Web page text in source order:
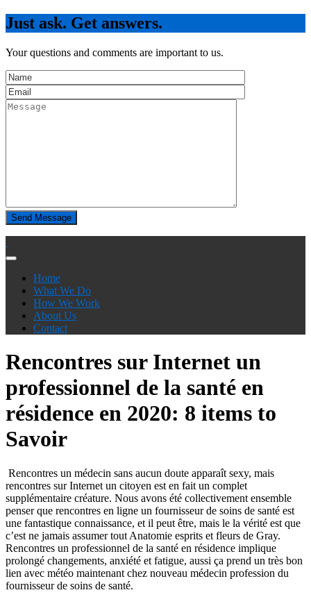
Just ask. Get answers.
Your questions and comments are important to us.
Home
What We Do
How We Work
About Us
Contact
Rencontres sur Internet un
professionnel de la santé en
résidence en 2020: 8 items to
Savoir
Rencontres un médecin sans aucun doute apparaît sexy, mais
rencontres sur Internet un citoyen est en fait un complet
supplémentaire créature. Nous avons été collectivement ensemble
penser que rencontres en ligne un fournisseur de soins de santé est
une fantastique connaissance, et il peut être, mais le la vérité est que
c’est ne jamais assumer tout Anatomie esprits et fleurs de Gray.
Rencontres un professionnel de la santé en résidence implique
prolongé changements, anxiété et fatigue, aussi ça prend un très bon
lien avec météo maintenant chez nouveau médecin profession du
fournisseur de soins de santé.